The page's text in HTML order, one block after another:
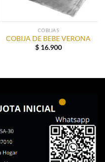
COBIJAS
COBIJA DE BEBE VERONA
$16.900